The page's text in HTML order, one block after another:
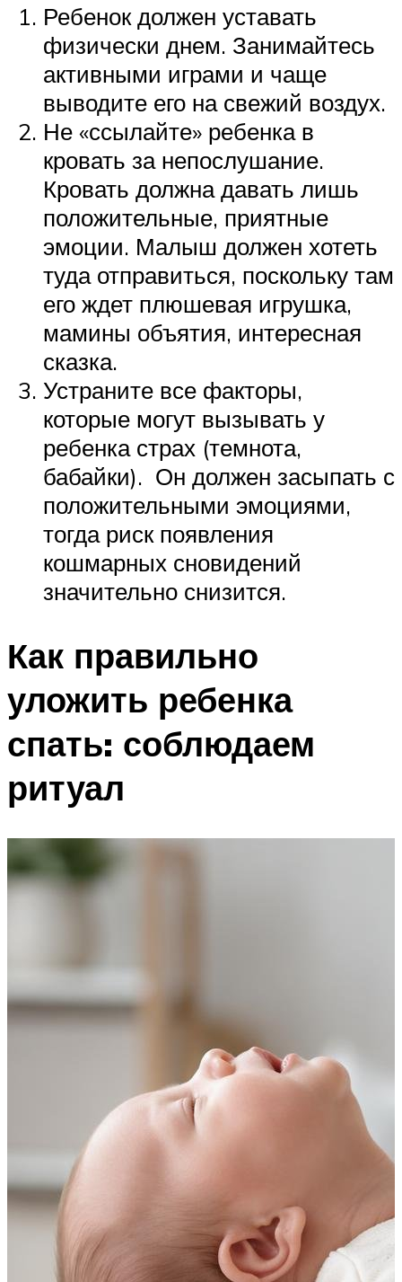
Ребенок должен уставать
физически днем. Занимайтесь
активными играми и чаще
выводите его на свежий воздух.
Не «ссылайте» ребенка в
кровать за непослушание.
Кровать должна давать лишь
положительные, приятные
эмоции. Малыш должен хотеть
туда отправиться, поскольку там
его ждет плюшевая игрушка,
мамины объятия, интересная
сказка.
Устраните все факторы,
которые могут вызывать у
ребенка страх (темнота,
бабайки). Он должен засыпать с
положительными эмоциями,
тогда риск появления
кошмарных сновидений
значительно снизится.
Как правильно
уложить ребенка
спать: соблюдаем
ритуал